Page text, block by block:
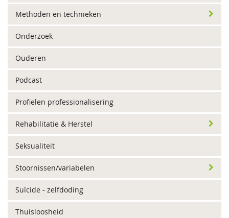
Methoden en technieken
Onderzoek
Ouderen
Podcast
Profielen professionalisering
Rehabilitatie & Herstel
Seksualiteit
Stoornissen/variabelen
Suïcide - zelfdoding
Thuisloosheid